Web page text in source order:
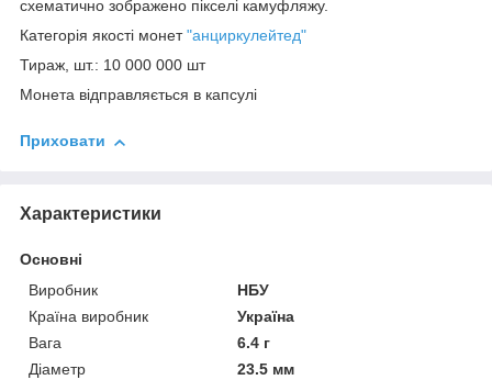
схематично зображено пікселі камуфляжу.
Категорія якості монет"анциркулейтед"
Тираж, шт.: 10 000 000 шт
Монета відправляється в капсулі
Приховати
Характеристики
Основні
Виробник
НБУ
Країна виробник
Україна
Вага
6.4 г
Діаметр
23.5 мм